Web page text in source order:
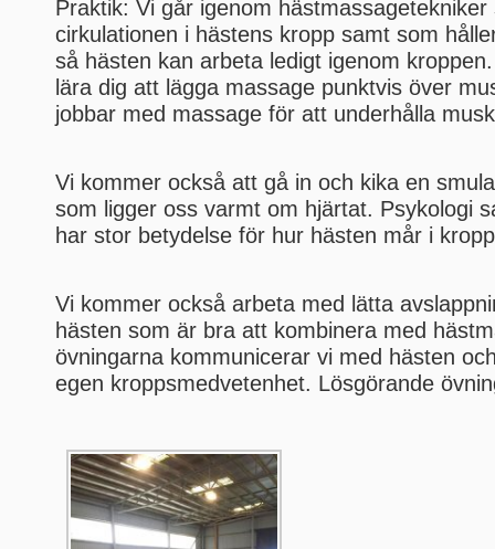
Praktik: Vi går igenom
cirkulationen i hästens kropp samt som
så hästen kan arbeta ledigt igenom
lära dig att lägga massage punktvis över
jobbar med massage för att underhålla
Vi kommer också att gå in och kika en
som ligger oss varmt om hjärtat. Psykologi
har stor betydelse för hur hästen mår i
Vi kommer också arbeta med lätta
hästen som är bra att kombinera med
övningarna kommunicerar vi med hästen
egen kroppsmedvetenhet. Lösgörande